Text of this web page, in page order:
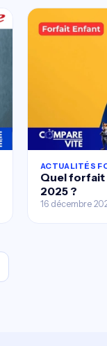
ACTUALITÉS
Quel forfait
2025 ?
16 décembre